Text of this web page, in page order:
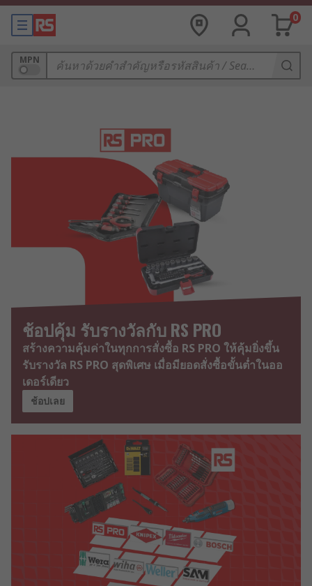
0
MPN
ช้อปคุ้ม รับรางวัลกับ RS PRO
สร้างความคุ้มค่าในทุกการสั่งซื้อ RS PRO ให้คุ้มยิ่งขึ้น
รับรางวัล RS PRO สุดพิเศษ เมื่อมียอดสั่งซื้อขั้นต่ำในออ
เดอร์เดียว
ช้อปเลย